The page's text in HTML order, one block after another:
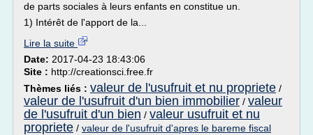
de parts sociales à leurs enfants en constitue un.
1) Intérêt de l'apport de la...
Lire la suite
Date: 2017-04-23 18:43:06
Site : http://creationsci.free.fr
Thèmes liés : valeur de l'usufruit et nu propriete /
valeur de l'usufruit d'un bien immobilier / valeur
de l'usufruit d'un bien / valeur usufruit et nu
propriete / valeur de l'usufruit d'apres le bareme fiscal